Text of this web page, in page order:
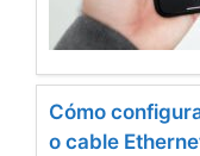
Cómo
o cable